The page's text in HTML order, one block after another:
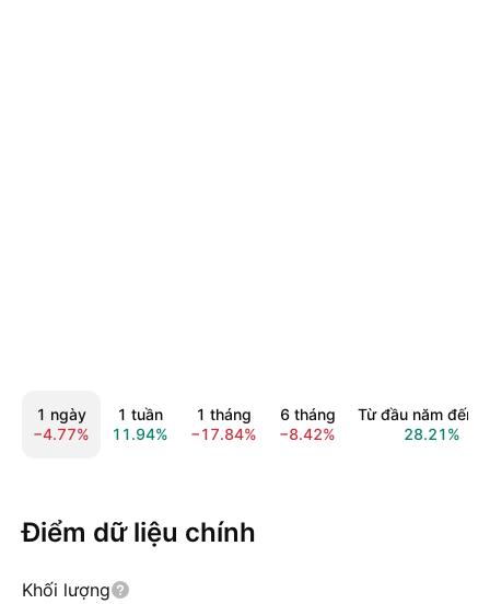
1 ngày
−4.77%
1 tuần
11.94%
1 tháng
−17.84%
6 tháng
−8.42%
Từ đầu năm đến
28.21%
Điểm dữ liệu chính
Khối lượng